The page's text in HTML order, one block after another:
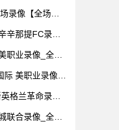
录像【全场回
辛那提FC录像_
职业录像_全场
美职业录像_
格兰革命录像_
联合录像_全场